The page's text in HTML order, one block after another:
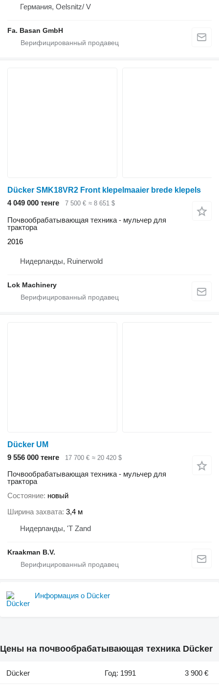
Германия, Oelsnitz/ V
Fa. Basan GmbH
Dücker SMK18VR2 Front klepelmaaier brede klepels
4 049 000 тенге
7 500 € ≈ 8 651 $
Почвообрабатывающая техника - мульчер для
трактора
2016
Нидерланды, Ruinerwold
Lok Machinery
Dücker UM
9 556 000 тенге
17 700 € ≈ 20 420 $
Почвообрабатывающая техника - мульчер для
трактора
Состояние новый
Ширина захвата 3,4 м
Нидерланды, 'T Zand
Kraakman B.V.
Информация о Dücker
Цены на почвообрабатывающая техника Dücker
Dücker Год: 1991 3 900 €